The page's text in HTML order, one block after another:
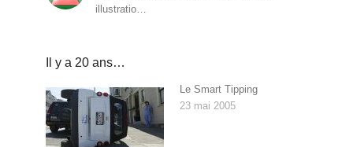
illustratio…
Il y a 20 ans…
Le Smart Tipping
23 mai 2005